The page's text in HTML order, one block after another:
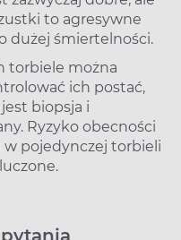
to agresywne
dużej śmiertelności.
torbiele można
ich postać,
biopsja i
Ryzyko obecności
pojedynczej torbieli